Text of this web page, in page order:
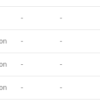
- -
- -
- -
- -